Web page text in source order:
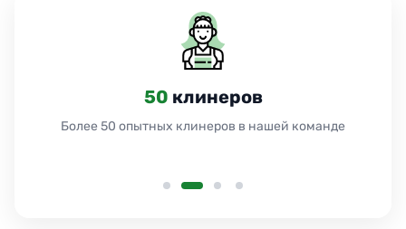
50 клинеров
Более 50 опытных клинеров в нашей команде